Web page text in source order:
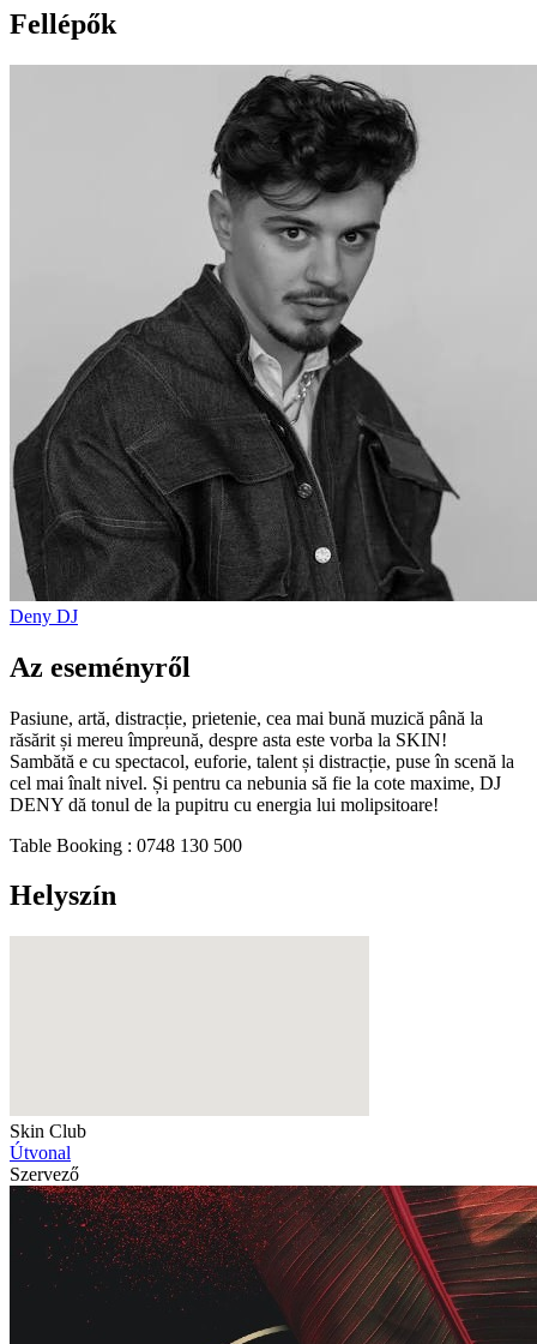
Fellépők
Deny DJ
Az eseményről
Pasiune, artă, distracție, prietenie, cea mai bună muzică până la
răsărit și mereu împreună, despre asta este vorba la SKIN!
Sambătă e cu spectacol, euforie, talent și distracție, puse în scenă la
cel mai înalt nivel. Și pentru ca nebunia să fie la cote maxime, DJ
DENY dă tonul de la pupitru cu energia lui molipsitoare!
Table Booking : 0748 130 500
Helyszín
Skin Club
Útvonal
Szervező